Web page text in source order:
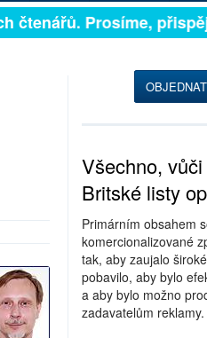
Prosíme,
Všechno,
Britské listy
Primárním obsahem
komercionalizované
tak, aby zaujalo
pobavilo, aby bylo
a aby bylo možno
zadavatelům reklamy.